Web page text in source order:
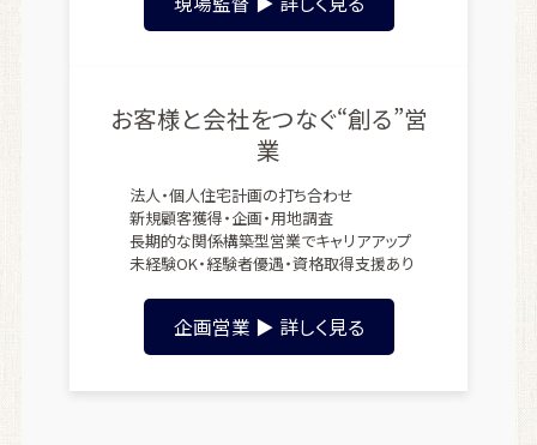
お客様と会社をつなぐ“創る”営
業
法人・個人住宅計画の打ち合わせ
新規顧客獲得・企画・用地調査
長期的な関係構築型営業でキャリアアップ
未経験OK・経験者優遇・資格取得支援あり
企画営業 ▶ 詳しく見る